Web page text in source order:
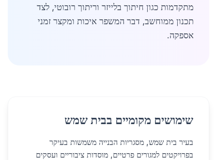
מתקדמות כגון חיתוך בלייזר וריתוך רובוטי, לצד
תכנון ממוחשב, דבר המשפר איכות ומקצר זמני
אספקה.
שימושים מקומיים בבית שמש
בעיר בית שמש, מסגריות הבנייה משמשות בעיקר
בפרויקטים למגורים פרטיים, מוסדות ציבוריים ועסקים